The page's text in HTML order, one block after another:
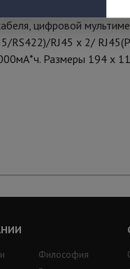
индикация
цифровой
RS422)/RJ45 x 2/
Размеры 194 х
Философия